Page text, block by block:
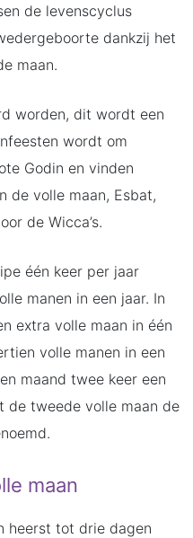
de levenscyclus
dankzij het
maan.
worden, dit wordt een
wordt om
Godin en vinden
de volle maan, Esbat,
de Wicca’s.
één keer per jaar
manen in een jaar. In
extra volle maan in één
volle manen in een
maand twee keer een
de tweede volle maan de
maan
heerst tot drie dagen